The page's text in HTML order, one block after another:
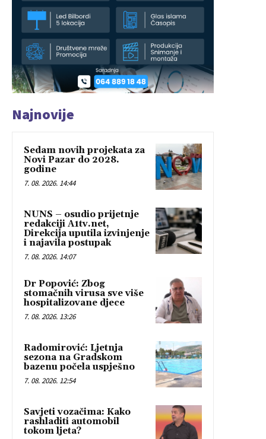
Najnovije
Sedam novih projekata za
Novi Pazar do 2028.
godine
7. 08. 2026. 14:44
NUNS – osudio prijetnje
redakciji A1tv.net,
Direkcija uputila izvinjenje
i najavila postupak
7. 08. 2026. 14:07
Dr Popović: Zbog
stomačnih virusa sve više
hospitalizovane djece
7. 08. 2026. 13:26
Radomirović: Ljetnja
sezona na Gradskom
bazenu počela uspješno
7. 08. 2026. 12:54
Savjeti vozačima: Kako
rashladiti automobil
tokom ljeta?